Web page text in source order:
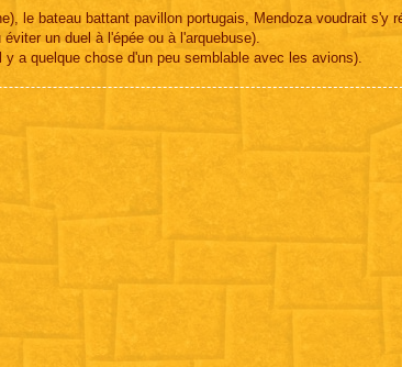
le bateau battant pavillon portugais, Mendoza voudrait s'y
un duel à l'épée ou à l'arquebuse).
a quelque chose d'un peu semblable avec les avions).